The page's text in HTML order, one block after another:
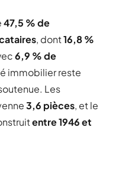
47,5 % de
, dont16,8 %
6,9 % de
immobilier reste
Les
3,6 pièces, et le
entre 1946 et